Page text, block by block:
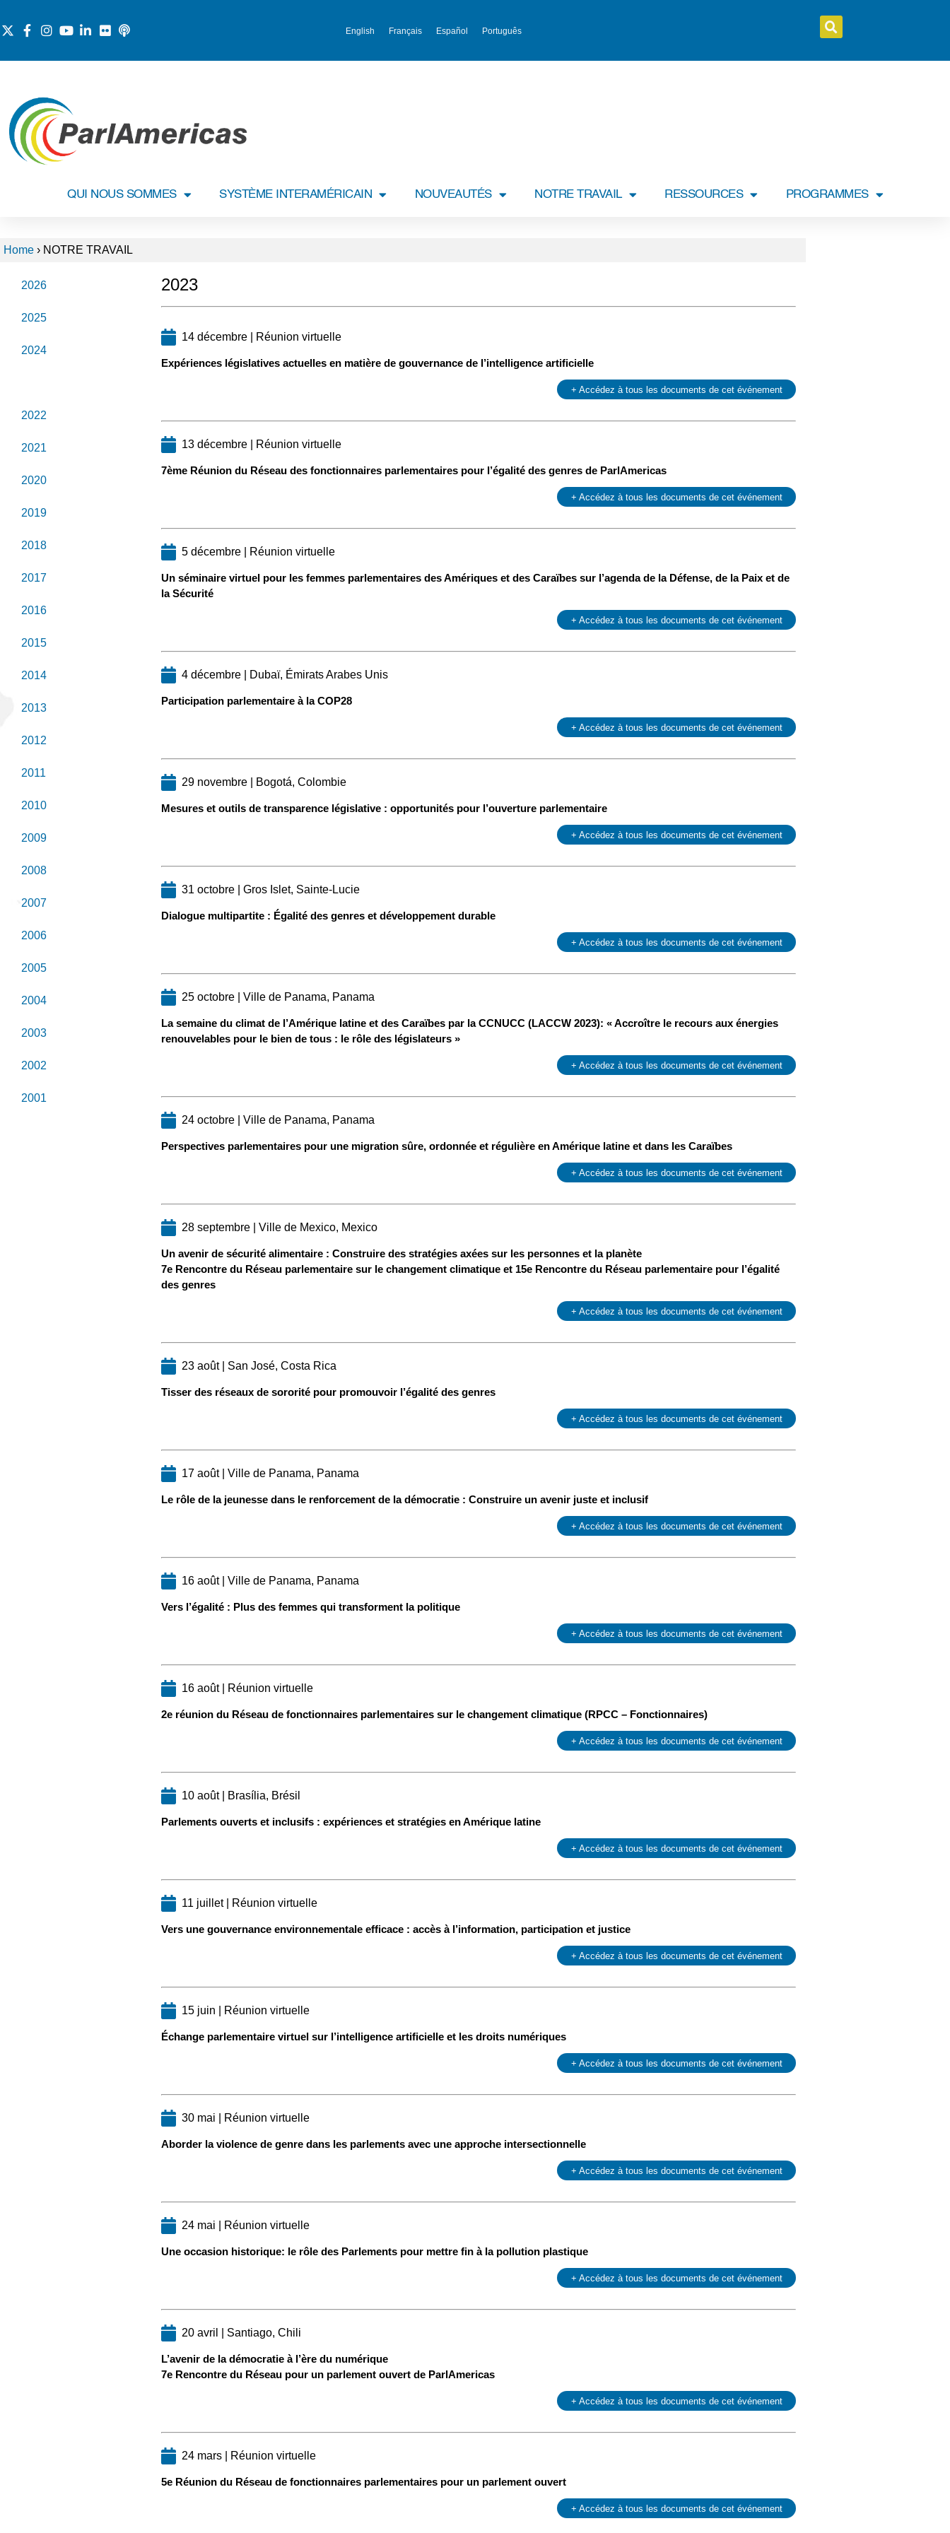
English Français Español Português
QUI NOUS SOMMES SYSTÈME INTERAMÉRICAIN NOUVEAUTÉS NOTRE TRAVAIL RESSOURCES PROGRAMMES
Home › NOTRE TRAVAIL
2026
2025
2024
2022
2021
2020
2019
2018
2017
2016
2015
2014
2013
2012
2011
2010
2009
2008
2007
2006
2005
2004
2003
2002
2001
2023
14 décembre | Réunion virtuelle
Expériences législatives actuelles en matière de gouvernance de l’intelligence artificielle
+ Accédez à tous les documents de cet événement
13 décembre | Réunion virtuelle
7ème Réunion du Réseau des fonctionnaires parlementaires pour l’égalité des genres de ParlAmericas
+ Accédez à tous les documents de cet événement
5 décembre | Réunion virtuelle
Un séminaire virtuel pour les femmes parlementaires des Amériques et des Caraïbes sur l’agenda de la Défense, de la Paix et de
la Sécurité
+ Accédez à tous les documents de cet événement
4 décembre | Dubaï, Émirats Arabes Unis
Participation parlementaire à la COP28
+ Accédez à tous les documents de cet événement
29 novembre | Bogotá, Colombie
Mesures et outils de transparence législative : opportunités pour l’ouverture parlementaire
+ Accédez à tous les documents de cet événement
31 octobre | Gros Islet, Sainte-Lucie
Dialogue multipartite : Égalité des genres et développement durable
+ Accédez à tous les documents de cet événement
25 octobre | Ville de Panama, Panama
La semaine du climat de l’Amérique latine et des Caraïbes par la CCNUCC (LACCW 2023): « Accroître le recours aux énergies
renouvelables pour le bien de tous : le rôle des législateurs »
+ Accédez à tous les documents de cet événement
24 octobre | Ville de Panama, Panama
Perspectives parlementaires pour une migration sûre, ordonnée et régulière en Amérique latine et dans les Caraïbes
+ Accédez à tous les documents de cet événement
28 septembre | Ville de Mexico, Mexico
Un avenir de sécurité alimentaire : Construire des stratégies axées sur les personnes et la planète
7e Rencontre du Réseau parlementaire sur le changement climatique et 15e Rencontre du Réseau parlementaire pour l’égalité
des genres
+ Accédez à tous les documents de cet événement
23 août | San José, Costa Rica
Tisser des réseaux de sororité pour promouvoir l’égalité des genres
+ Accédez à tous les documents de cet événement
17 août | Ville de Panama, Panama
Le rôle de la jeunesse dans le renforcement de la démocratie : Construire un avenir juste et inclusif
+ Accédez à tous les documents de cet événement
16 août | Ville de Panama, Panama
Vers l’égalité : Plus des femmes qui transforment la politique
+ Accédez à tous les documents de cet événement
16 août | Réunion virtuelle
2e réunion du Réseau de fonctionnaires parlementaires sur le changement climatique (RPCC – Fonctionnaires)
+ Accédez à tous les documents de cet événement
10 août | Brasília, Brésil
Parlements ouverts et inclusifs : expériences et stratégies en Amérique latine
+ Accédez à tous les documents de cet événement
11 juillet | Réunion virtuelle
Vers une gouvernance environnementale efficace : accès à l’information, participation et justice
+ Accédez à tous les documents de cet événement
15 juin | Réunion virtuelle
Échange parlementaire virtuel sur l’intelligence artificielle et les droits numériques
+ Accédez à tous les documents de cet événement
30 mai | Réunion virtuelle
Aborder la violence de genre dans les parlements avec une approche intersectionnelle
+ Accédez à tous les documents de cet événement
24 mai | Réunion virtuelle
Une occasion historique: le rôle des Parlements pour mettre fin à la pollution plastique
+ Accédez à tous les documents de cet événement
20 avril | Santiago, Chili
L’avenir de la démocratie à l’ère du numérique
7e Rencontre du Réseau pour un parlement ouvert de ParlAmericas
+ Accédez à tous les documents de cet événement
24 mars | Réunion virtuelle
5e Réunion du Réseau de fonctionnaires parlementaires pour un parlement ouvert
+ Accédez à tous les documents de cet événement